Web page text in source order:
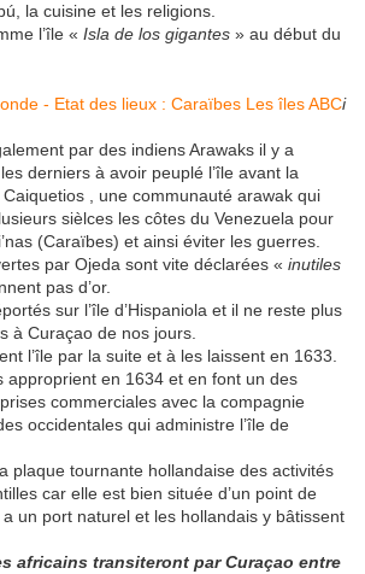
la cuisine et les religions.
l’île « Isla de los gigantes » au début du
i
par des indiens Arawaks il y a
derniers à avoir peuplé l’île avant la
, une communauté arawak qui
sièlces les côtes du Venezuela pour
(Caraïbes) et ainsi éviter les guerres.
par Ojeda sont vite déclarées « inutiles
pas d’or.
sur l’île d’Hispaniola et il ne reste plus
à Curaçao de nos jours.
l’île par la suite et à les laissent en 1633.
approprient en 1634 et en font un des
commerciales avec la compagnie
occidentales qui administre l’île de
plaque tournante hollandaise des activités
car elle est bien située d’un point de
un port naturel et les hollandais y bâtissent
africains transiteront par Curaçao entre